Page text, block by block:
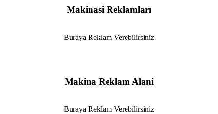
Makinasi Reklamları
Buraya Reklam Verebilirsiniz
Makina Reklam Alani
Buraya Reklam Verebilirsiniz